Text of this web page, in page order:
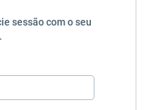
sessão com o seu